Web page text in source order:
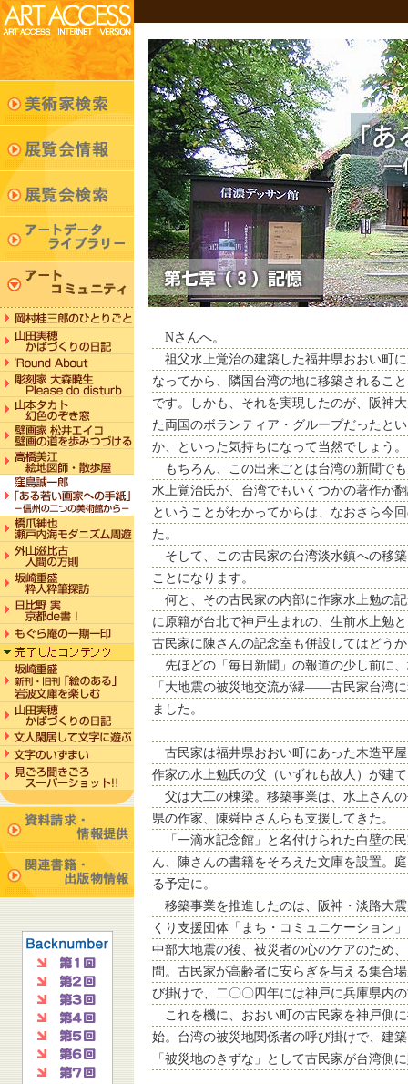
Nさんへ。
祖父水上覚治の建築した福井県おおい町
なってから、隣国台湾の地に移築されるこ
です。しかも、それを実現したのが、阪神
た両国のボランティア・グループだったと
か、といった気持ちになって当然でしょう。
もちろん、この出来ごとは台湾の新聞で
水上覚治氏が、台湾でもいくつかの著作が
ということがわかってからは、なおさら今
た。
そして、この古民家の台湾淡水鎮への移
ことになります。
何と、その古民家の内部に作家水上勉の
に原籍が台北で神戸生まれの、生前水上勉
古民家に陳さんの記念室も併設してはどう
先ほどの「毎日新聞」の報道の少し前に
「大地震の被災地交流が縁――古民家台湾
ました。
古民家は福井県おおい町にあった木造平
作家の水上勉氏の父（いずれも故人）が建
父は大工の棟梁。移築事業は、水上さん
県の作家、陳舜臣さんらも支援してきた。
「一滴水記念館」と名付けられた白壁の
ん、陳さんの書籍をそろえた文庫を設置。
る予定に。
移築事業を推進したのは、阪神・淡路大
くり支援団体「まち・コミュニケーション
中部大地震の後、被災者の心のケアのため
問。古民家が高齢者に安らぎを与える集合
び掛けで、二〇〇四年には神戸に兵庫県内
これを機に、おおい町の古民家を神戸側
始。台湾の被災地関係者の呼び掛けで、建
「被災地のきずな」として古民家が台湾側